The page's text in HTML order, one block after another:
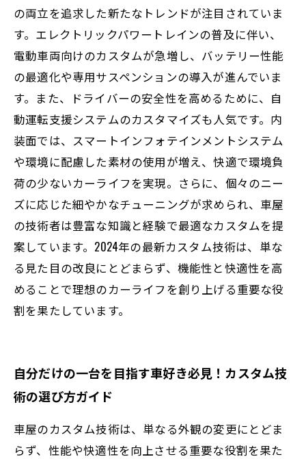
の両立を追求した新たなトレンドが注目されていま
す。エレクトリックパワートレインの普及に伴い、
電動車両向けのカスタムが急増し、バッテリー性能
の最適化や専用サスペンションの導入が進んでいま
す。また、ドライバーの安全性を高めるために、自
動運転支援システムのカスタマイズも人気です。内
装面では、スマートインフォテインメントシステム
や環境に配慮した素材の使用が増え、快適で環境負
荷の少ないカーライフを実現。さらに、個々のニー
ズに応じた細やかなチューニングが求められ、車屋
の技術者は豊富な知識と経験で最適なカスタムを提
案しています。2024年の最新カスタム技術は、単な
る見た目の改良にとどまらず、機能性と快適性を高
めることで理想のカーライフを創り上げる重要な役
割を果たしています。
自分だけの一台を目指す車好き必見！カスタム技
術の選び方ガイド
車屋のカスタム技術は、単なる外観の変更にとどま
らず、性能や快適性を向上させる重要な役割を果た